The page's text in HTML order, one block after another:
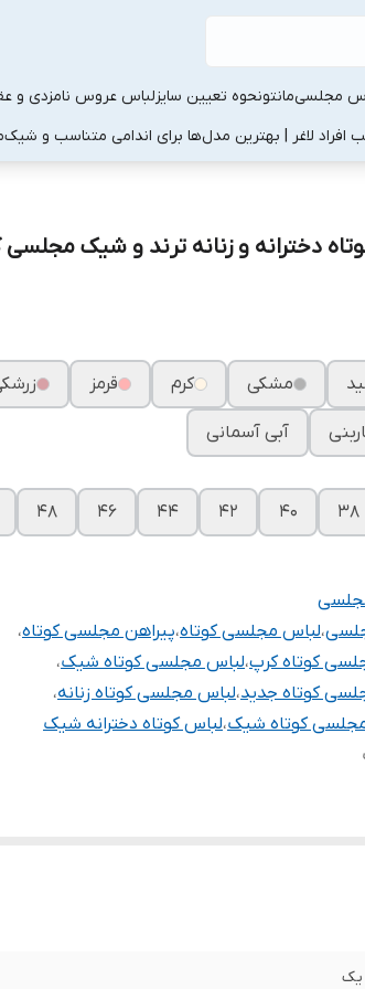
مجلسیمانتونحوه تعیین سایزلباس عروس نامزدی و
لاغر | بهترین مدل‌ها برای اندامی متناسب و شیک
دخترانه و زنانه ترند و شیک
مشکی کرم قرمز
آبی آسمانی
۳۸ ۴۰ ۴۲ ۴۴ ۴۶ ۴۸
،لباس مجلسی کوتاه،پیراهن مجلسی کوتاه،
کوتاه کرپ،لباس مجلسی کوتاه شیک،
کوتاه جدید،لباس مجلسی کوتاه زنانه،
کوتاه شیک،لباس کوتاه دخترانه شیک
یک